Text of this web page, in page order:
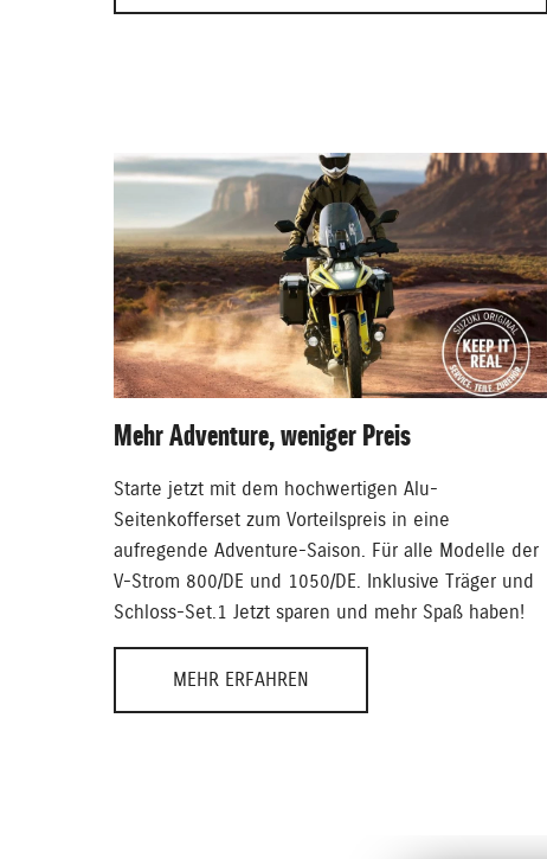
Mehr Adventure, weniger Preis
Starte jetzt mit dem hochwertigen Alu-
Seitenkofferset zum Vorteilspreis in eine
aufregende Adventure-Saison. Für alle Modelle der
V-Strom 800/DE und 1050/DE. Inklusive Träger und
Schloss-Set.1 Jetzt sparen und mehr Spaß haben!
MEHR ERFAHREN